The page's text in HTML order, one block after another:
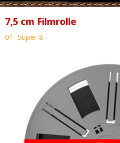
7,5 cm Filmrolle
01- Super 8